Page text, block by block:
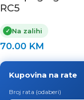
RC5
✓ Na zalihi
70.00 KM
Kupovina na rate
Broj rata (odaberi)